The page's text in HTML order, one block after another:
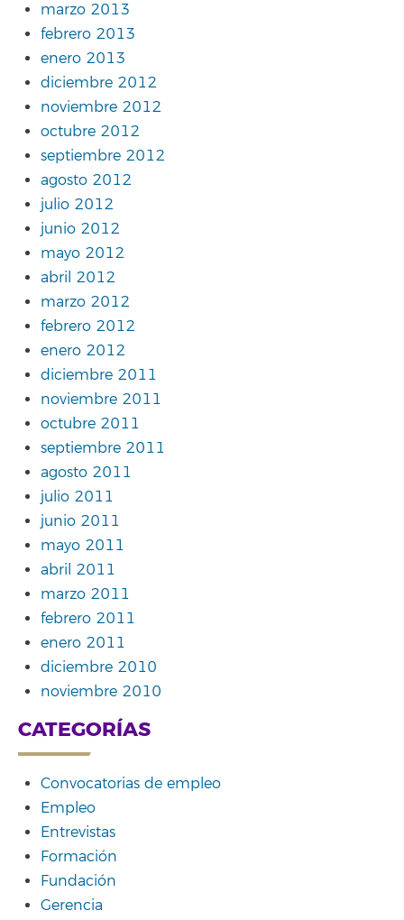
marzo 2013
febrero 2013
enero 2013
diciembre 2012
noviembre 2012
octubre 2012
septiembre 2012
agosto 2012
julio 2012
junio 2012
mayo 2012
abril 2012
marzo 2012
febrero 2012
enero 2012
diciembre 2011
noviembre 2011
octubre 2011
septiembre 2011
agosto 2011
julio 2011
junio 2011
mayo 2011
abril 2011
marzo 2011
febrero 2011
enero 2011
diciembre 2010
noviembre 2010
CATEGORÍAS
Convocatorias de empleo
Empleo
Entrevistas
Formación
Fundación
Gerencia